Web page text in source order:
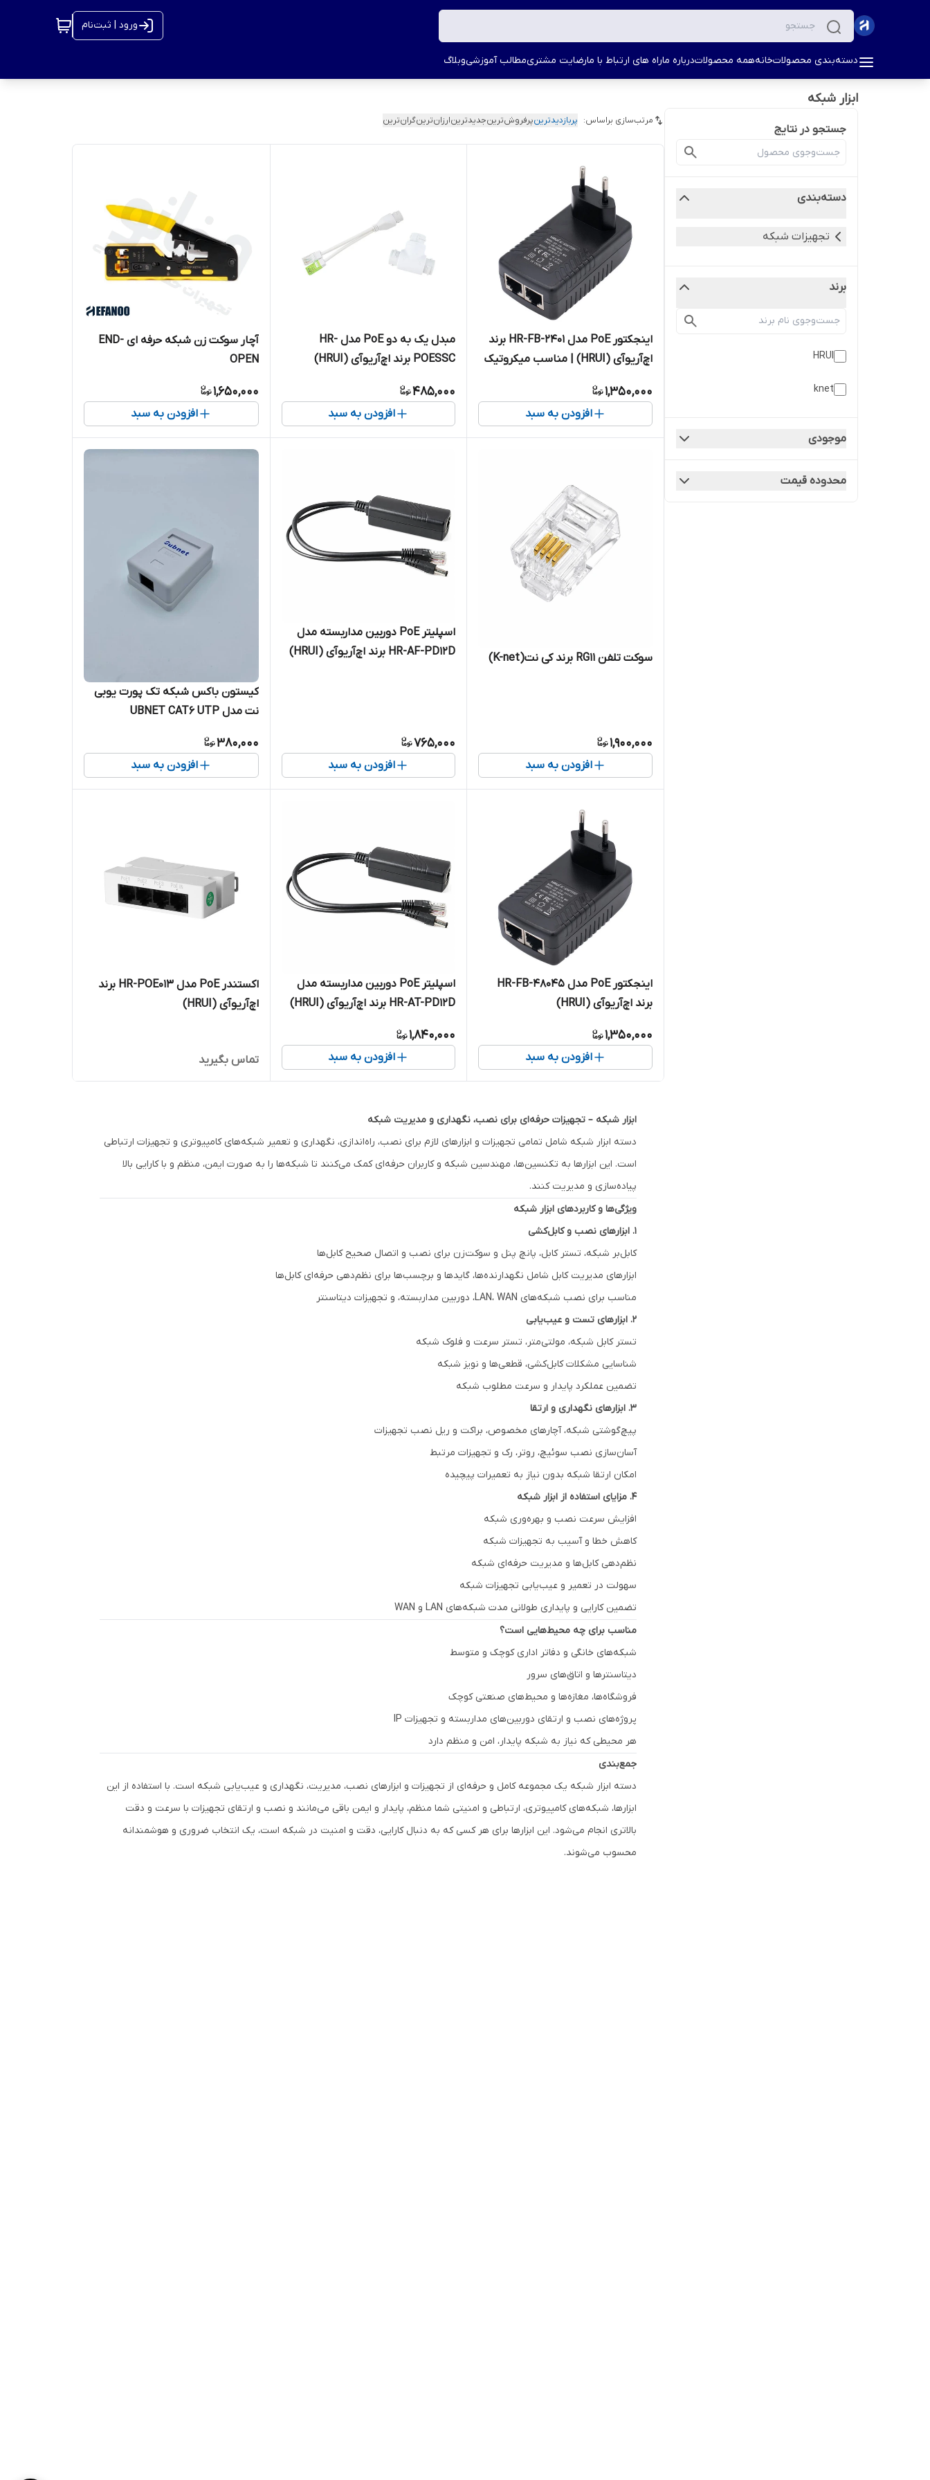
ورود | ثبت‌نام
دسته‌بندی محصولاتخانههمه محصولاتدرباره ماراه های ارتباط با مارضایت مشتریمطالب آموزشیوبلاگ
ابزار شبکه
جستجو در نتایج
دسته‌بندی
تجهیزات شبکه
برند
HRUI
knet
موجودی
محدوده قیمت
مرتب‌سازی براساس: پربازدیدترینپرفروش‌ترینجدیدترینارزان‌ترینگران‌ترین
اینجکتور PoE مدل HR-FB-2401 برند
اچ‌آر‌یو‌آی (HRUI) | مناسب میکروتیک
1,350,000
افزودن به سبد
مبدل یک به دو PoE مدل HR-
POESSC برند اچ‌آر‌یو‌آی (HRUI)
485,000
افزودن به سبد
آچار سوکت زن شبکه حرفه ای END-
OPEN
1,650,000
افزودن به سبد
سوکت تلفن RG11 برند کی نت(K-net)
1,900,000
افزودن به سبد
اسپلیتر PoE دوربین مداربسته مدل
HR-AF-PD12D برند اچ‌آر‌یو‌آی (HRUI)
765,000
افزودن به سبد
کیستون باکس شبکه تک پورت یوبی
نت مدل UBNET CAT6 UTP
380,000
افزودن به سبد
اینجکتور PoE مدل HR-FB-48045
برند اچ‌آر‌یو‌آی (HRUI)
1,350,000
افزودن به سبد
اسپلیتر PoE دوربین مداربسته مدل
HR-AT-PD12D برند اچ‌آر‌یو‌آی (HRUI)
1,840,000
افزودن به سبد
اکستندر PoE مدل HR-POE013 برند
اچ‌آر‌یو‌آی (HRUI)
تماس بگیرید
ابزار شبکه – تجهیزات حرفه‌ای برای نصب، نگهداری و مدیریت شبکه
دسته ابزار شبکه شامل تمامی تجهیزات و ابزارهای لازم برای نصب، راه‌اندازی، نگهداری و تعمیر شبکه‌های کامپیوتری و تجهیزات ارتباطی
است. این ابزارها به تکنسین‌ها، مهندسین شبکه و کاربران حرفه‌ای کمک می‌کنند تا شبکه‌ها را به صورت ایمن، منظم و با کارایی بالا
پیاده‌سازی و مدیریت کنند.
ویژگی‌ها و کاربردهای ابزار شبکه
1. ابزارهای نصب و کابل‌کشی
کابل‌بر شبکه، تستر کابل، پانچ پنل و سوکت‌زن برای نصب و اتصال صحیح کابل‌ها
ابزارهای مدیریت کابل شامل نگهدارنده‌ها، گایدها و برچسب‌ها برای نظم‌دهی حرفه‌ای کابل‌ها
مناسب برای نصب شبکه‌های LAN، WAN، دوربین مداربسته، و تجهیزات دیتاسنتر
2. ابزارهای تست و عیب‌یابی
تستر کابل شبکه، مولتی‌متر، تستر سرعت و فلوک شبکه
شناسایی مشکلات کابل‌کشی، قطعی‌ها و نویز شبکه
تضمین عملکرد پایدار و سرعت مطلوب شبکه
3. ابزارهای نگهداری و ارتقا
پیچ‌گوشتی شبکه، آچارهای مخصوص، براکت و ریل نصب تجهیزات
آسان‌سازی نصب سوئیچ، روتر، رک و تجهیزات مرتبط
امکان ارتقا شبکه بدون نیاز به تعمیرات پیچیده
4. مزایای استفاده از ابزار شبکه
افزایش سرعت نصب و بهره‌وری شبکه
کاهش خطا و آسیب به تجهیزات شبکه
نظم‌دهی کابل‌ها و مدیریت حرفه‌ای شبکه
سهولت در تعمیر و عیب‌یابی تجهیزات شبکه
تضمین کارایی و پایداری طولانی مدت شبکه‌های LAN و WAN
مناسب برای چه محیط‌هایی است؟
شبکه‌های خانگی و دفاتر اداری کوچک و متوسط
دیتاسنترها و اتاق‌های سرور
فروشگاه‌ها، مغازه‌ها و محیط‌های صنعتی کوچک
پروژه‌های نصب و ارتقای دوربین‌های مداربسته و تجهیزات IP
هر محیطی که نیاز به شبکه پایدار، امن و منظم دارد
جمع‌بندی
دسته ابزار شبکه یک مجموعه کامل و حرفه‌ای از تجهیزات و ابزارهای نصب، مدیریت، نگهداری و عیب‌یابی شبکه است. با استفاده از این
ابزارها، شبکه‌های کامپیوتری، ارتباطی و امنیتی شما منظم، پایدار و ایمن باقی می‌مانند و نصب و ارتقای تجهیزات با سرعت و دقت
بالاتری انجام می‌شود. این ابزارها برای هر کسی که به دنبال کارایی، دقت و امنیت در شبکه است، یک انتخاب ضروری و هوشمندانه
محسوب می‌شوند.